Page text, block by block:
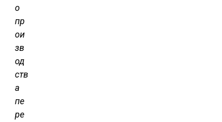
о
пр
ои
зв
од
ств
а
пе
ре